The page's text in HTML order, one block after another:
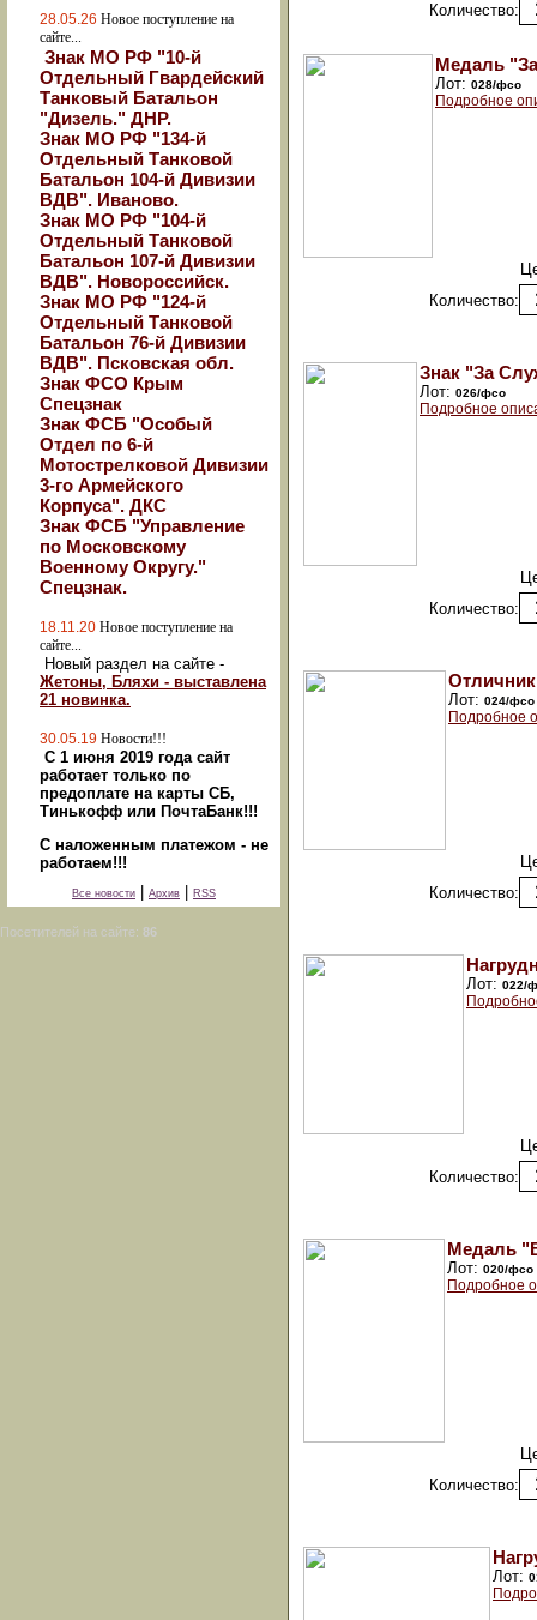
28.05.26 Новое поступление на
сайте...
Знак МО РФ "10-й
Отдельный Гвардейский
Танковый Батальон
"Дизель." ДНР.
Знак МО РФ "134-й
Отдельный Танковой
Батальон 104-й Дивизии
ВДВ". Иваново.
Знак МО РФ "104-й
Отдельный Танковой
Батальон 107-й Дивизии
ВДВ". Новороссийск.
Знак МО РФ "124-й
Отдельный Танковой
Батальон 76-й Дивизии
ВДВ". Псковская обл.
Знак ФСО Крым
Спецзнак
Знак ФСБ "Особый
Отдел по 6-й
Мотострелковой Дивизии
3-го Армейского
Корпуса". ДКС
Знак ФСБ "Управление
по Московскому
Военному Округу."
Спецзнак.
18.11.20 Новое поступление на
сайте...
Новый раздел на сайте -
Жетоны, Бляхи - выставлена
21 новинка.
30.05.19 Новости!!!
С 1 июня 2019 года сайт
работает только по
предоплате на карты СБ,
Тинькофф или ПочтаБанк!!!
С наложенным платежом - не
работаем!!!
Все новости Архив RSS
Посетителей на сайте: 86
Количество:
Медаль
Лот: 028/фсо
Подробное
Количество:
Знак "За
Лот: 026/фсо
Подробное
Количество:
Лот: 024/фсо
Подробное
Количество:
Лот: 022/
Количество:
Медаль
Лот: 020/фсо
Подробное
Количество:
Лот: